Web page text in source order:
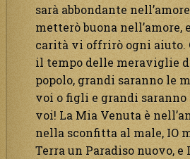
sarà abbondante
metterò buona nell’amore,
carità vi offrirò ogni aiuto.
il tempo delle meraviglie
popolo, grandi saranno le
voi o figli e grandi
voi! La Mia Venuta è
nella sconfitta al male, IO
Terra un Paradiso nuovo, e